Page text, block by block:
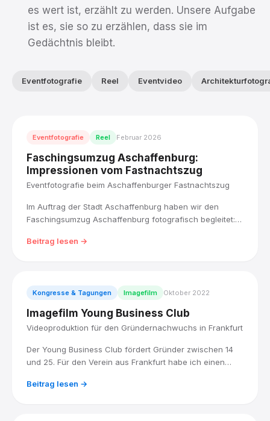
es wert ist, erzählt zu werden. Unsere Aufgabe
ist es, sie so zu erzählen, dass sie im
Gedächtnis bleibt.
Eventfotografie Reel Eventvideo
Eventfotografie Reel Februar 2026
Faschingsumzug Aschaffenburg:
Impressionen vom Fastnachtszug
Eventfotografie beim Aschaffenburger Fastnachtszug
Im Auftrag der Stadt Aschaffenburg haben wir den
Faschingsumzug Aschaffenburg fotografisch begleitet:
bei strahlendem Wetter durch die Innenstadt bis zum
Beitrag lesen →
Kongresse & Tagungen Imagefilm Oktober 2022
Imagefilm Young Business Club
Videoproduktion für den Gründernachwuchs in Frankfurt
Der Young Business Club fördert Gründer zwischen 14
und 25. Für den Verein aus Frankfurt habe ich einen
macht: junge Menschen, echte Aufbruchstimmung,
Beitrag lesen →